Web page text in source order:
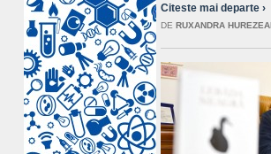
Citeste mai departe ›
DE RUXANDRA